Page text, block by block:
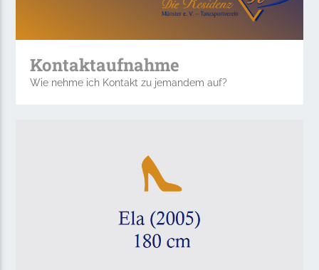
Kontaktaufnahme
Wie nehme ich Kontakt zu jemandem auf?